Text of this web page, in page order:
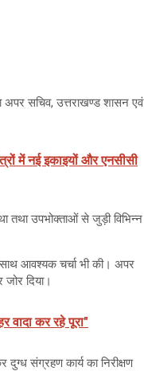
अपर सचिव, उत्तराखण्ड शासन एवं
में नई इकाइयों और एनसीसी
तथा उपभोक्ताओं से जुड़ी विभिन्न
आवश्यक चर्चा भी की। अपर
दिया।
वादा कर रहे पूरा"
संग्रहण कार्य का निरीक्षण